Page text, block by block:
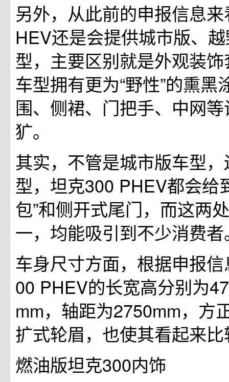
另外，从此前的申报信息
HEV还是会提供城市版、
型，主要区别就是外观装
车型拥有更为“野性”的熏黑
围、侧裙、门把手、中网
犷。
其实，不管是城市版车型
型，坦克300 PHEV都会给
包”和侧开式尾门，而这两
一，均能吸引到不少消费者
车身尺寸方面，根据申报
00 PHEV的长宽高分别为
mm，轴距为2750mm，方
扩式轮眉，也使其看起来
燃油版坦克300内饰